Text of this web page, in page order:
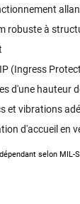
robuste à
(Ingress
d'une hauteur
et vibrations
d'accueil en
selon MIL-